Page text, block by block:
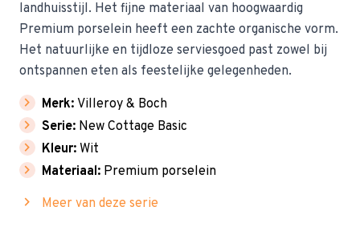
landhuisstijl. Het fijne materiaal van hoogwaardig
Premium porselein heeft een zachte organische vorm.
Het natuurlijke en tijdloze serviesgoed past zowel bij
ontspannen eten als feestelijke gelegenheden.
chevron_right Merk: Villeroy & Boch
chevron_right Serie: New Cottage Basic
chevron_right Kleur: Wit
chevron_right Materiaal: Premium porselein
chevron_right Meer van deze serie